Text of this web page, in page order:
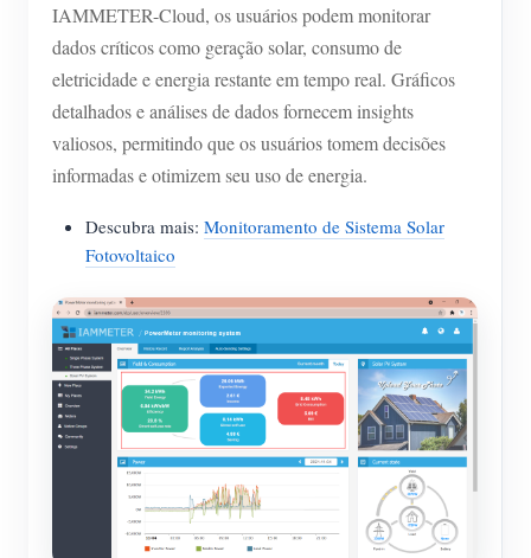
IAMMETER-Cloud, os usuários podem monitorar
dados críticos como geração solar, consumo de
eletricidade e energia restante em tempo real. Gráficos
detalhados e análises de dados fornecem insights
valiosos, permitindo que os usuários tomem decisões
informadas e otimizem seu uso de energia.
Descubra mais: Monitoramento de Sistema Solar
Fotovoltaico